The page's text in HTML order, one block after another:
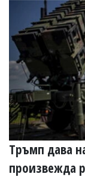
Тръмп дава
произвежда